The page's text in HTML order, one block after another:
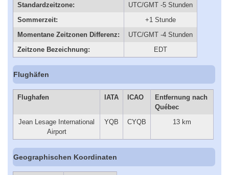
Standardzeitzone:
UTC/GMT -5 Stunden
Sommerzeit:
+1 Stunde
Momentane Zeitzonen Differenz:
UTC/GMT -4 Stunden
Zeitzone Bezeichnung:
EDT
Flughäfen
Flughafen IATA ICAO
Entfernung nach
Québec
Jean Lesage International
Airport
YQB CYQB 13 km
Geographischen Koordinaten